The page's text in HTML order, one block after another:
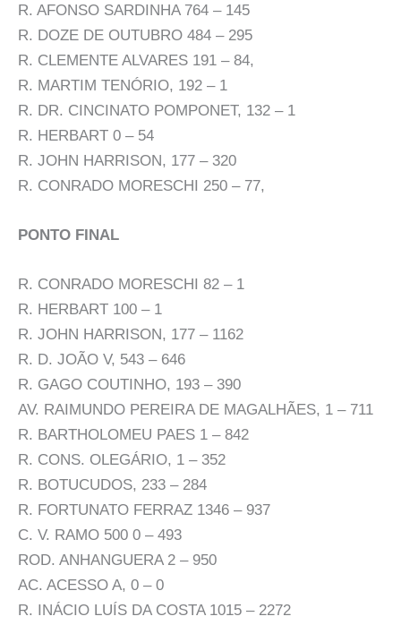
R. AFONSO SARDINHA 764 – 145
R. DOZE DE OUTUBRO 484 – 295
R. CLEMENTE ALVARES 191 – 84,
R. MARTIM TENÓRIO, 192 – 1
R. DR. CINCINATO POMPONET, 132 – 1
R. HERBART 0 – 54
R. JOHN HARRISON, 177 – 320
R. CONRADO MORESCHI 250 – 77,
PONTO FINAL
R. CONRADO MORESCHI 82 – 1
R. HERBART 100 – 1
R. JOHN HARRISON, 177 – 1162
R. D. JOÃO V, 543 – 646
R. GAGO COUTINHO, 193 – 390
AV. RAIMUNDO PEREIRA DE MAGALHÃES, 1 – 711
R. BARTHOLOMEU PAES 1 – 842
R. CONS. OLEGÁRIO, 1 – 352
R. BOTUCUDOS, 233 – 284
R. FORTUNATO FERRAZ 1346 – 937
C. V. RAMO 500 0 – 493
ROD. ANHANGUERA 2 – 950
AC. ACESSO A, 0 – 0
R. INÁCIO LUÍS DA COSTA 1015 – 2272